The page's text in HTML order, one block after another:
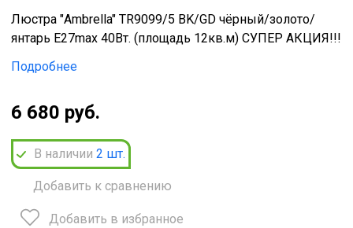
Люстра "Ambrella" TR9099/5 BK/GD чёрный/золото/
янтарь Е27max 40Вт. (площадь 12кв.м) СУПЕР АКЦИЯ!!!
Подробнее
6 680 руб.
В наличии 2 шт.
Добавить к сравнению
Добавить в избранное